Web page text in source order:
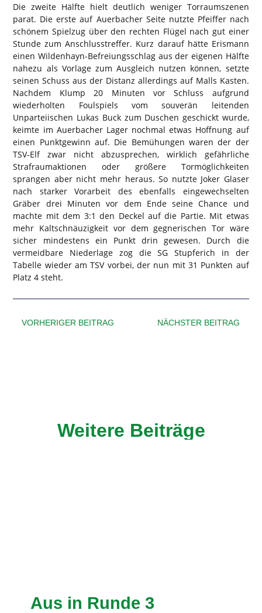
Die zweite Hälfte hielt deutlich weniger Torraumszenen
parat. Die erste auf Auerbacher Seite nutzte Pfeiffer nach
schönem Spielzug über den rechten Flügel nach gut einer
Stunde zum Anschlusstreffer. Kurz darauf hätte Erismann
einen Wildenhayn-Befreiungsschlag aus der eigenen Hälfte
nahezu als Vorlage zum Ausgleich nutzen können, setzte
seinen Schuss aus der Distanz allerdings auf Malls Kasten.
Nachdem Klump 20 Minuten vor Schluss aufgrund
wiederholten Foulspiels vom souverän leitenden
Unparteiischen Lukas Buck zum Duschen geschickt wurde,
keimte im Auerbacher Lager nochmal etwas Hoffnung auf
einen Punktgewinn auf. Die Bemühungen waren der der
TSV-Elf zwar nicht abzusprechen, wirklich gefährliche
Strafraumaktionen oder größere Tormöglichkeiten
sprangen aber nicht mehr heraus. So nutzte Joker Glaser
nach starker Vorarbeit des ebenfalls eingewechselten
Gräber drei Minuten vor dem Ende seine Chance und
machte mit dem 3:1 den Deckel auf die Partie. Mit etwas
mehr Kaltschnäuzigkeit vor dem gegnerischen Tor wäre
sicher mindestens ein Punkt drin gewesen. Durch die
vermeidbare Niederlage zog die SG Stupferich in der
Tabelle wieder am TSV vorbei, der nun mit 31 Punkten auf
Platz 4 steht.
VORHERIGER BEITRAG NÄCHSTER BEITRAG
Weitere Beiträge
Aus in Runde 3